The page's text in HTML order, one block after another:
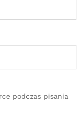
podczas pisania